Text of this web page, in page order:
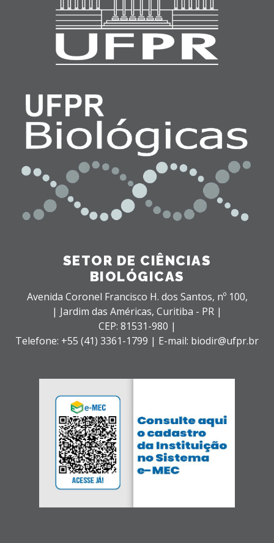
SETOR DE CIÊNCIAS
BIOLÓGICAS
Avenida Coronel Francisco H. dos Santos, nº 100,
| Jardim das Américas, Curitiba - PR |
CEP: 81531-980 |
Telefone: +55 (41) 3361-1799 | E-mail: biodir@ufpr.br